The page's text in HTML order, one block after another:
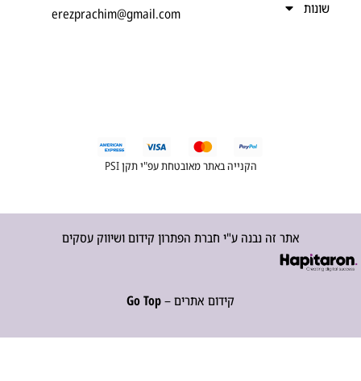
erezprachim@gmail.com
הקנייה באתר מאובטחת עפ"י תקן PSI
אתר זה נבנה ע"י חברת הפתרון קידום ושיווק עסקים
קידום אתרים –Go Top